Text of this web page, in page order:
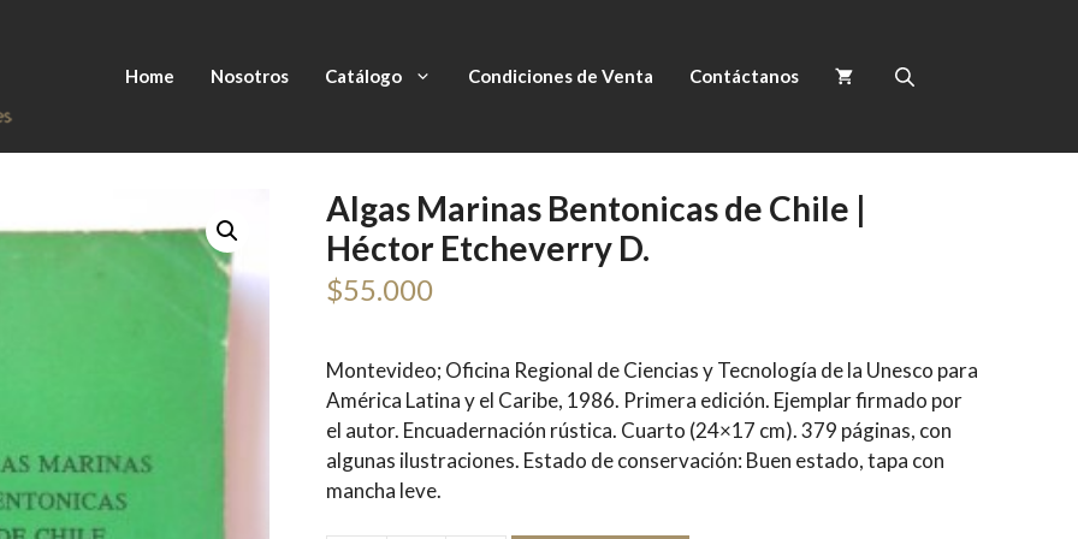
Home Nosotros Catálogo Condiciones de Venta Contáctanos
Algas Marinas Bentonicas de Chile |
Héctor Etcheverry D.
$55.000
Montevideo; Oficina Regional de Ciencias y Tecnología de la Unesco para
América Latina y el Caribe, 1986. Primera edición. Ejemplar firmado por
el autor. Encuadernación rústica. Cuarto (24×17 cm). 379 páginas, con
algunas ilustraciones. Estado de conservación: Buen estado, tapa con
mancha leve.